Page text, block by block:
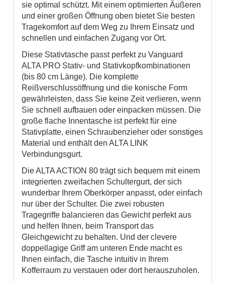
sie optimal schützt. Mit einem optimierten Äußeren
und einer großen Öffnung oben bietet Sie besten
Tragekomfort auf dem Weg zu Ihrem Einsatz und
schnellen und einfachen Zugang vor Ort.
Diese Stativtasche passt perfekt zu Vanguard
ALTA PRO Stativ- und Stativkopfkombinationen
(bis 80 cm Länge). Die komplette
Reißverschlussöffnung und die konische Form
gewährleisten, dass Sie keine Zeit verlieren, wenn
Sie schnell aufbauen oder einpacken müssen. Die
große flache Innentasche ist perfekt für eine
Stativplatte, einen Schraubenzieher oder sonstiges
Material und enthält den ALTA LINK
Verbindungsgurt.
Die ALTA ACTION 80 trägt sich bequem mit einem
integrierten zweifachen Schultergurt, der sich
wunderbar Ihrem Oberkörper anpasst, oder einfach
nur über der Schulter. Die zwei robusten
Tragegriffe balancieren das Gewicht perfekt aus
und helfen Ihnen, beim Transport das
Gleichgewicht zu behalten. Und der clevere
doppellagige Griff am unteren Ende macht es
Ihnen einfach, die Tasche intuitiv in Ihrem
Kofferraum zu verstauen oder dort herauszuholen.